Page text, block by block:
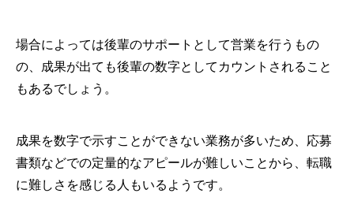
場合によっては後輩のサポートとして営業を行うもの
の、成果が出ても後輩の数字としてカウントされること
もあるでしょう。
成果を数字で示すことができない業務が多いため、応募
書類などでの定量的なアピールが難しいことから、転職
に難しさを感じる人もいるようです。